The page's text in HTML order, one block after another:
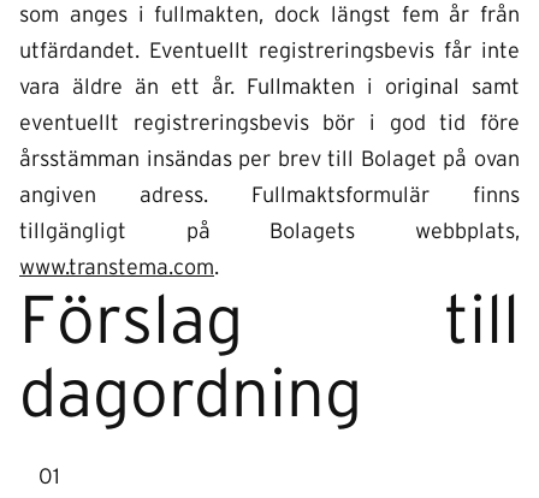
som anges i fullmakten, dock längst fem år från
utfärdandet. Eventuellt registreringsbevis får inte
vara äldre än ett år. Fullmakten i original samt
eventuellt registreringsbevis bör i god tid före
årsstämman insändas per brev till Bolaget på ovan
angiven adress. Fullmaktsformulär finns
tillgängligt på Bolagets webbplats,
www.transtema.com.
Förslag till
dagordning